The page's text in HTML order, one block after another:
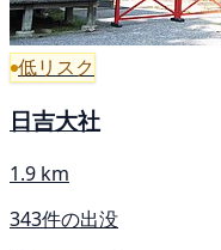
低リスク
日吉大社
1.9 km
343件の出没